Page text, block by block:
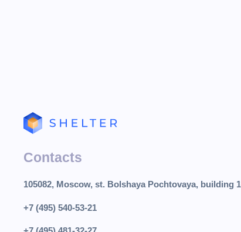
Contacts
105082, Moscow, st. Bolshaya Pochtovaya, building
+7 (495) 540-53-21